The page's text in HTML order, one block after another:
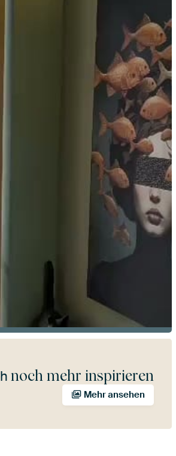
noch mehr inspirieren
Mehr ansehen